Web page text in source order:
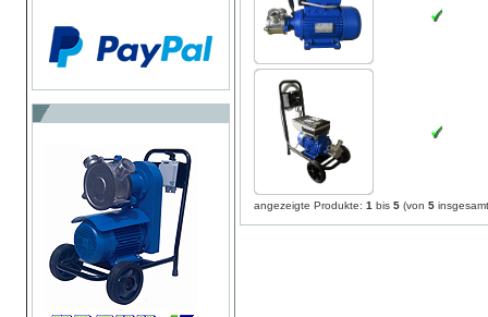
angezeigte Produkte: 1 bis 5 (von 5